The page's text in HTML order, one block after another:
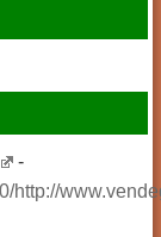
-
http://